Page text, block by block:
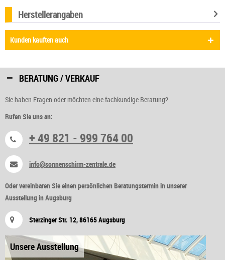
Herstellerangaben
Kunden kauften auch
BERATUNG / VERKAUF
Sie haben Fragen oder möchten eine fachkundige Beratung?
Rufen Sie uns an:
+ 49 821 - 999 764 00
info@sonnenschirm-zentrale.de
Oder vereinbaren Sie einen persönlichen Beratungstermin in unserer
Ausstellung in Augsburg
Sterzinger Str. 12, 86165 Augsburg
Unsere Ausstellung